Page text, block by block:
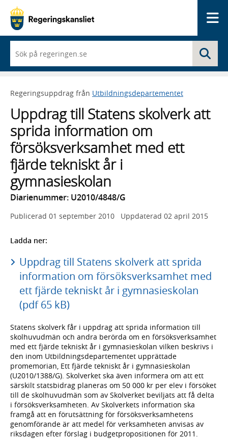
du
börjar
skriva
framträder
lista
med
sökförslag
Regeringsuppdrag från Utbildningsdepartementet
Uppdrag till Statens skolverk att
sprida information om
försöksverksamhet med ett
fjärde tekniskt år i
gymnasieskolan
Diarienummer: U2010/4848/G
Publicerad 01 september 2010 Uppdaterad 02 april 2015
Ladda ner:
Uppdrag till Statens skolverk att sprida
information om försöksverksamhet med
ett fjärde tekniskt år i gymnasieskolan
(pdf 65 kB)
Statens skolverk får i uppdrag att sprida information till
skolhuvudmän och andra berörda om en försöksverksamhet
med ett fjärde tekniskt år i gymnasieskolan vilken beskrivs i
den inom Utbildningsdepartementet upprättade
promemorian, Ett fjärde tekniskt år i gymnasieskolan
(U2010/1388/G). Skolverket ska även informera om att ett
särskilt statsbidrag planeras om 50 000 kr per elev i försöket
till de skolhuvudmän som av Skolverket beviljats att få delta
i försöksverksamheten. Av Skolverkets information ska
framgå att en förutsättning för försöksverksamhetens
genomförande är att medel för verksamheten anvisas av
riksdagen efter förslag i budgetpropositionen för 2011.